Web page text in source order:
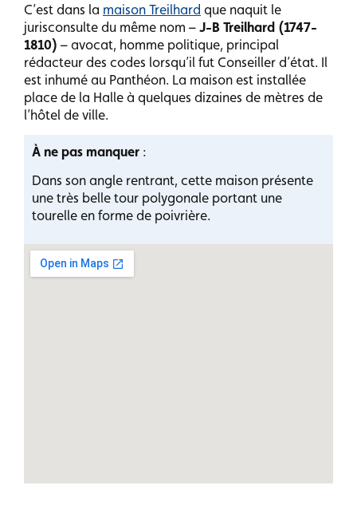
C’est dans la maison Treilhard que naquit le
jurisconsulte du même nom – J-B Treilhard (1747-
1810) – avocat, homme politique, principal
rédacteur des codes lorsqu’il fut Conseiller d’état. Il
est inhumé au Panthéon. La maison est installée
place de la Halle à quelques dizaines de mètres de
l’hôtel de ville.
À ne pas manquer :
Dans son angle rentrant, cette maison présente
une très belle tour polygonale portant une
tourelle en forme de poivrière.